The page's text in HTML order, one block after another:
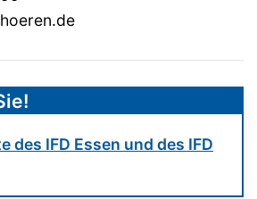
des IFD Essen und des IFD